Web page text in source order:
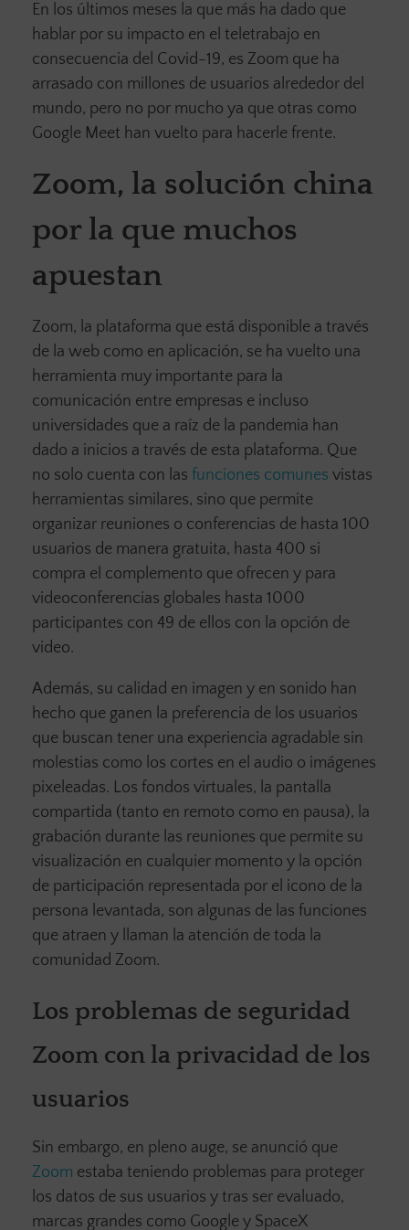
En los últimos meses la que más ha dado que
hablar por su impacto en el teletrabajo en
consecuencia del Covid-19, es Zoom que ha
arrasado con millones de usuarios alrededor del
mundo, pero no por mucho ya que otras como
Google Meet han vuelto para hacerle frente.
Zoom, la solución china
por la que muchos
apuestan
Zoom, la plataforma que está disponible a través
de la web como en aplicación, se ha vuelto una
herramienta muy importante para la
comunicación entre empresas e incluso
universidades que a raíz de la pandemia han
dado a inicios a través de esta plataforma. Que
no solo cuenta con las funciones comunes vistas
herramientas similares, sino que permite
organizar reuniones o conferencias de hasta 100
usuarios de manera gratuita, hasta 400 si
compra el complemento que ofrecen y para
videoconferencias globales hasta 1000
participantes con 49 de ellos con la opción de
video.
Además, su calidad en imagen y en sonido han
hecho que ganen la preferencia de los usuarios
que buscan tener una experiencia agradable sin
molestias como los cortes en el audio o imágenes
pixeleadas. Los fondos virtuales, la pantalla
compartida (tanto en remoto como en pausa), la
grabación durante las reuniones que permite su
visualización en cualquier momento y la opción
de participación representada por el icono de la
persona levantada, son algunas de las funciones
que atraen y llaman la atención de toda la
comunidad Zoom.
Los problemas de seguridad
Zoom con la privacidad de los
usuarios
Sin embargo, en pleno auge, se anunció que
Zoom estaba teniendo problemas para proteger
los datos de sus usuarios y tras ser evaluado,
marcas grandes como Google y SpaceX